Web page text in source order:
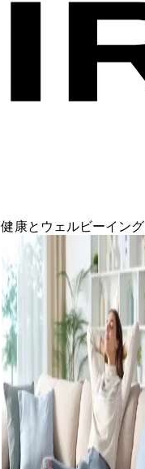
健康とウェルビーイング